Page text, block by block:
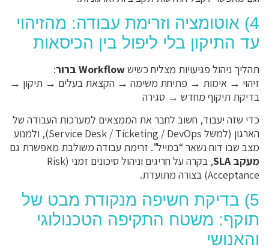
4) אוטומציה וזרימת עבודה: מהזיהוי
עד התיקון בלי ליפול בין הכיסאות
תהליך ניהול פגיעויות מצליח כשישWorkflow ברור
:
זיהוי → אימות → פתיחת משימה → הקצאת בעלים → תיקון →
בדיקת תיקוף מחדש → סגירה
כדי שזה יעבוד, חשוב לחבר את הממצאים למערכות העבודה של
הארגון (למשל Service Desk / Ticketing / DevOps), ולמנוע
מצב שבו דוח נשאר “במייל”. זרימת עבודה משולבת מאפשרת גם
מעקב SLA
, בקרה על חריגים וניהול סיכונים זמני (Risk
Acceptance) בצורה מתועדת.
5) בדיקת חשיפה מנקודת מבט של
תוקף: משטח התקיפה הטכנולוגי
והאנושי